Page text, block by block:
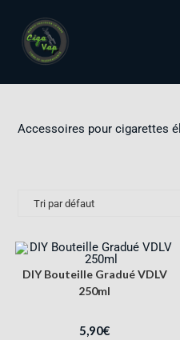
Accessoires pour cigarettes
DIY Bouteille Gradué VDLV
250ml
5,90€